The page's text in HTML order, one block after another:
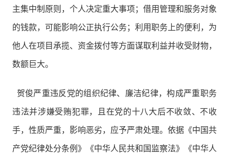
主集中制原则，个人决定重大事项；借用管理和服务对象
的钱款，可能影响公正执行公务；利用职务上的便利，为
他人在项目承揽、资金拨付等方面谋取利益并收受财物，
数额巨大。
贺俊严重违反党的组织纪律、廉洁纪律，构成严重职务
违法并涉嫌受贿犯罪，且在党的十八大后不收敛、不收
手，性质严重，影响恶劣，应予严肃处理。依据《中国共
产党纪律处分条例》《中华人民共和国监察法》《中华人